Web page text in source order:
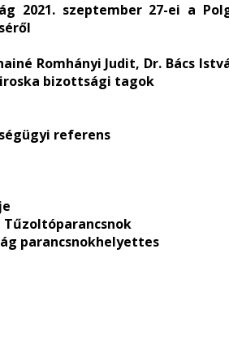
2021. szeptember 27-ei a
Romhányi Judit, Dr. Bács
bizottsági tagok
referens
Tűzoltóparancsnok
parancsnokhelyettes